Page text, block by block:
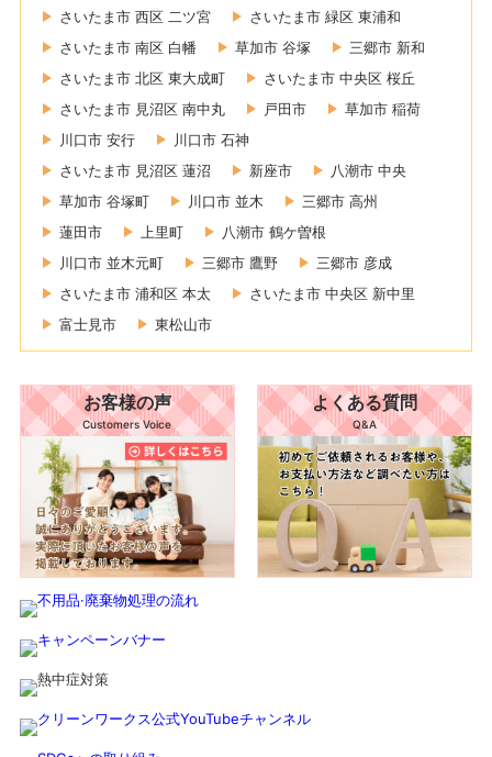
さいたま市 西区 二ツ宮
さいたま市 緑区 東浦和
さいたま市 南区 白幡
草加市 谷塚
三郷市 新和
さいたま市 北区 東大成町
さいたま市 中央区 桜丘
さいたま市 見沼区 南中丸
戸田市
草加市 稲荷
川口市 安行
川口市 石神
さいたま市 見沼区 蓮沼
新座市
八潮市 中央
草加市 谷塚町
川口市 並木
三郷市 高州
蓮田市
上里町
八潮市 鶴ケ曽根
川口市 並木元町
三郷市 鷹野
三郷市 彦成
さいたま市 浦和区 本太
さいたま市 中央区 新中里
富士見市
東松山市
お客様の声
Customers Voice
よくある質問
Q&A